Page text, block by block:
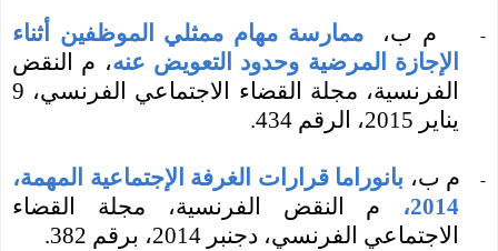
- م ب،
ممارسة مهام ممثلي الموظفين أثناء
الإجازة المرضية وحدود التعويض عنه، م النقض
الفرنسية،
مجلة القضاء الاجتماعي الفرنسي، 9
يناير 2015، الرقم 434.
- م ب، بانوراما قرارات الغرفة الإجتماعية المهمة،
2014،
م النقض الفرنسية، مجلة القضاء
الاجتماعي الفرنسي، دجنبر 2014، برقم 382 .